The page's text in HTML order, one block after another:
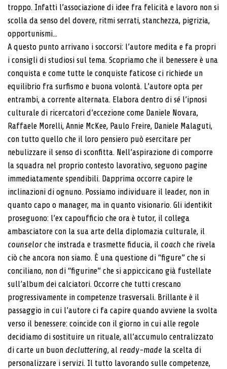
troppo. Infatti l’associazione di idee fra felicità e lavoro non si
scolla da senso del dovere, ritmi serrati, stanchezza, pigrizia,
opportunismi...
A questo punto arrivano i soccorsi: l’autore medita e fa propri
i consigli di studiosi sul tema. Scopriamo che il benessere è una
conquista e come tutte le conquiste faticose ci richiede un
equilibrio fra surfismo e buona volontà. L’autore opta per
entrambi, a corrente alternata. Elabora dentro di sé l’ipnosi
culturale di ricercatori d’eccezione come Daniele Novara,
Raffaele Morelli, Annie McKee, Paulo Freire, Daniele Malaguti,
con tutto quello che il loro pensiero può esercitare per
nebulizzare il senso di sconfitta. Nell’aspirazione di comporre
la squadra nel proprio contesto lavorativo, seguono pagine
immediatamente spendibili. Dapprima occorre capire le
inclinazioni di ognuno. Possiamo individuare il leader, non in
quanto capo o manager, ma in quanto visionario. Gli identikit
proseguono: l’ex capoufficio che ora è tutor, il collega
ambasciatore con la sua arte della diplomazia culturale, il
counselor che instrada e trasmette fiducia, il coach che rivela
ciò che ancora non siamo. È una questione di “figure” che si
conciliano, non di “figurine” che si appiccicano già fustellate
sull’album dei calciatori. Occorre che tutti crescano
progressivamente in competenze trasversali. Brillante è il
passaggio in cui l’autore ci fa capire quando avviene la svolta
verso il benessere: coincide con il giorno in cui alle regole
decidiamo di sostituire un rituale, all’accumulo centralizzato
di carte un buon decluttering, al ready-made la scelta di
personalizzare i servizi. Il tutto lavorando sulle competenze,